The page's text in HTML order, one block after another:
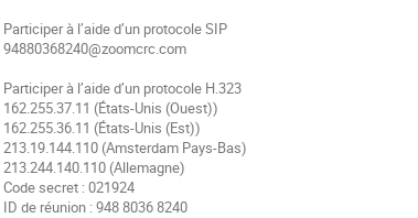
Participer à l’aide d’un protocole SIP
94880368240@zoomcrc.com
Participer à l’aide d’un protocole H.323
162.255.37.11 (États-Unis (Ouest))
162.255.36.11 (États-Unis (Est))
213.19.144.110 (Amsterdam Pays-Bas)
213.244.140.110 (Allemagne)
Code secret : 021924
ID de réunion : 948 8036 8240